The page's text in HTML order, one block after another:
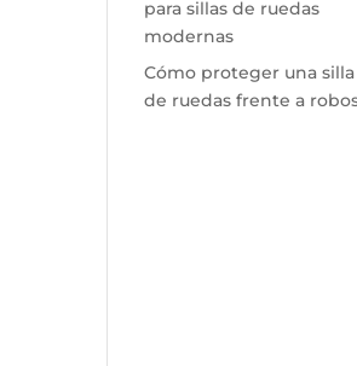
para sillas de ruedas
modernas
Cómo proteger una silla
de ruedas frente a